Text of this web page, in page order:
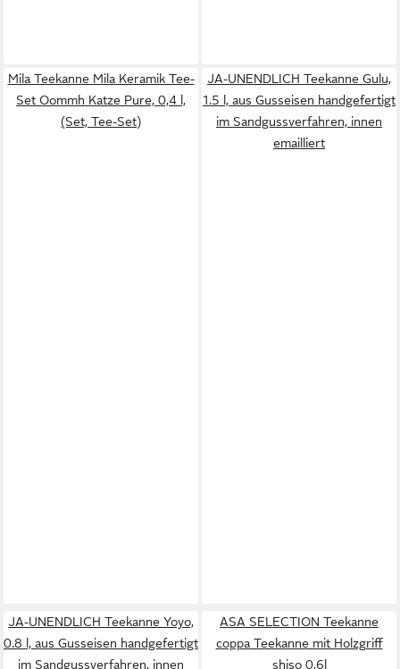
Mila Teekanne Mila Keramik Tee-
Set Oommh Katze Pure, 0,4 l,
(Set, Tee-Set)
JA-UNENDLICH Teekanne Gulu,
1.5 l, aus Gusseisen handgefertigt
im Sandgussverfahren, innen
emailliert
JA-UNENDLICH Teekanne Yoyo,
0.8 l, aus Gusseisen handgefertigt
im Sandgussverfahren, innen
ASA SELECTION Teekanne
coppa Teekanne mit Holzgriff
shiso 0,6l